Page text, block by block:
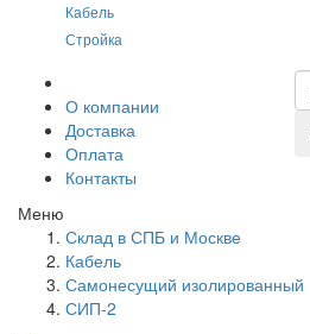
Кабель
Стройка
О компании
Доставка
Оплата
Контакты
Меню
Склад в СПБ и Москве
Кабель
Самонесущий изолированный
СИП-2